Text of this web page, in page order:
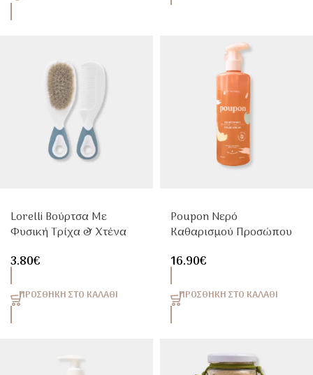
Lorelli Βούρτσα Με
Φυσική Τρίχα & Χτένα
3.80€
ΠΡΟΣΘΉΚΗ ΣΤΟ ΚΑΛΆΘΙ
Poupon Νερό
Καθαρισμού Προσώπου
Αλόη Βέρα 400ml
16.90€
ΠΡΟΣΘΉΚΗ ΣΤΟ ΚΑΛΆΘΙ